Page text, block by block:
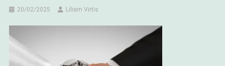
20/02/2025 Liliam Virtis